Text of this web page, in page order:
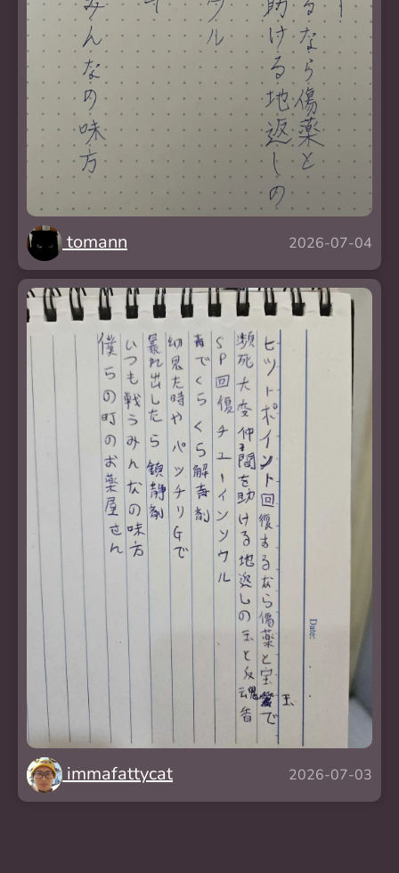
tomann 2026-07-04
immafattycat 2026-07-03